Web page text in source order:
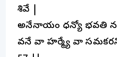
శివే |
అనేనాయం ధన్యో భవతి
వనే వా హర్మ్యే వా